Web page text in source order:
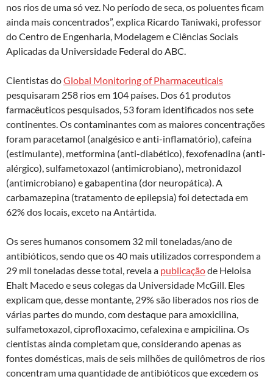
nos rios de uma só vez. No período de seca, os poluentes ficam
ainda mais concentrados”, explica Ricardo Taniwaki, professor
do Centro de Engenharia, Modelagem e Ciências Sociais
Aplicadas da Universidade Federal do ABC.
Cientistas doGlobal Monitoring of Pharmaceuticals
pesquisaram 258 rios em 104 países. Dos 61 produtos
farmacêuticos pesquisados, 53 foram identificados nos sete
continentes. Os contaminantes com as maiores concentrações
foram paracetamol (analgésico e anti-inflamatório), cafeína
(estimulante), metformina (anti-diabético), fexofenadina (anti-
alérgico), sulfametoxazol (antimicrobiano), metronidazol
(antimicrobiano) e gabapentina (dor neuropática). A
carbamazepina (tratamento de epilepsia) foi detectada em
62% dos locais, exceto na Antártida.
Os seres humanos consomem 32 mil toneladas/ano de
antibióticos, sendo que os 40 mais utilizados correspondem a
29 mil toneladas desse total, revela a publicaçãode Heloisa
Ehalt Macedo e seus colegas da Universidade McGill. Eles
explicam que, desse montante, 29% são liberados nos rios de
várias partes do mundo, com destaque para amoxicilina,
sulfametoxazol, ciprofloxacimo, cefalexina e ampicilina. Os
cientistas ainda completam que, considerando apenas as
fontes domésticas, mais de seis milhões de quilômetros de rios
concentram uma quantidade de antibióticos que excedem os